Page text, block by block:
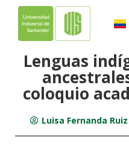
Lenguas
coloquio
Luisa Fernanda